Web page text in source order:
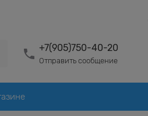
+7(905)750-40-20
Отправить сообщение